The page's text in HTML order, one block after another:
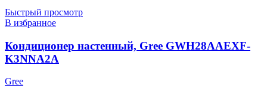
Быстрый просмотр
В избранное
Кондиционер настенный, Gree GWH28AAEXF-
K3NNA2A
Gree